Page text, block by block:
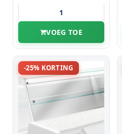
VOEG TOE
-25% KORTING